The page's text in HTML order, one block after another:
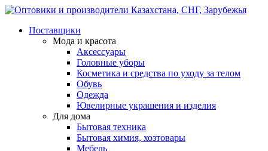
Поставщики
Мода и красота
Аксессуары
Головные уборы
Косметика и средства по уходу за телом
Обувь
Одежда
Ювелирные украшения и изделия
Для дома
Бытовая техника
Бытовая химия, хозтовары
Мебель